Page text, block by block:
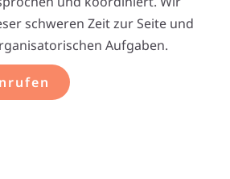
schweren Zeit zur Seite und
Aufgaben.